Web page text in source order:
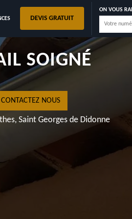
DEVIS GRATUIT
ON VOUS
SOIGNÉ
CONTACTEZ NOUS
Saint Georges de Didonne